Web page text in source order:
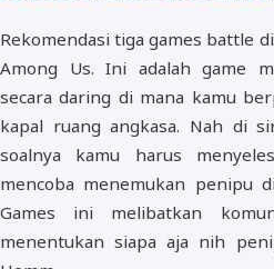
Rekomendasi tiga games battle
Among Us. Ini adalah game
secara daring di mana kamu
kapal ruang angkasa. Nah di
soalnya kamu harus
mencoba menemukan penipu
Games ini melibatkan
menentukan siapa aja nih